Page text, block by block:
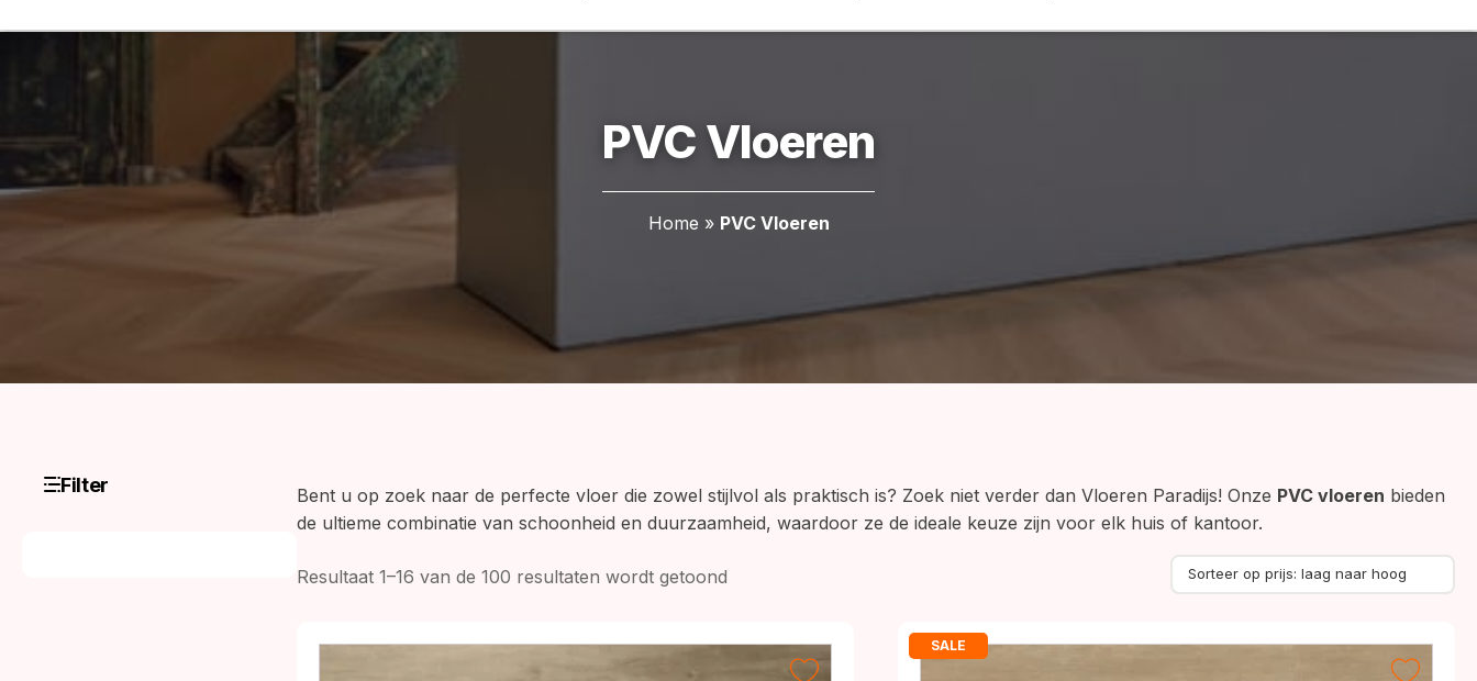
PVC Vloeren
Home » PVC Vloeren
Filter Bent u op zoek naar de perfecte vloer die zowel stijlvol als praktisch is? Zoek niet verder dan Vloeren Paradijs! Onze PVC vloeren bieden
de ultieme combinatie van schoonheid en duurzaamheid, waardoor ze de ideale keuze zijn voor elk huis of kantoor.
Resultaat 1–16 van de 100 resultaten wordt getoond
SALE